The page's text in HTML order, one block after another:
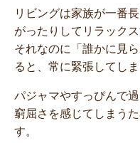
リビングは家族が一番
がったりしてリラック
それなのに「誰かに見
ると、常に緊張してし
パジャマやすっぴんで
窮屈さを感じてしまう
す。